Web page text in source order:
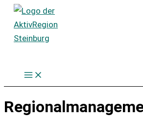
Zum
Inhalt
springen